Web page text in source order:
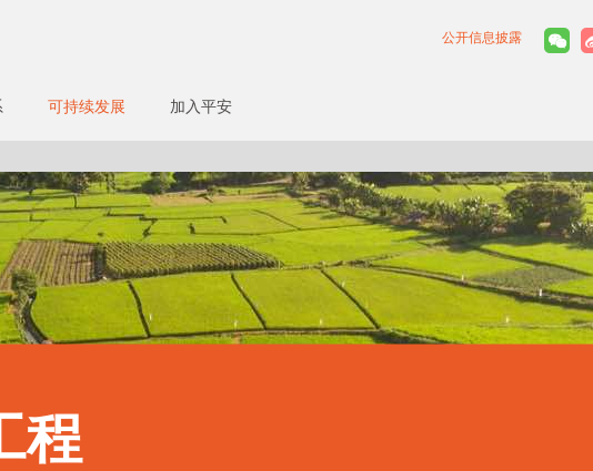
公开信息披露
可持续发展 加入平安
程